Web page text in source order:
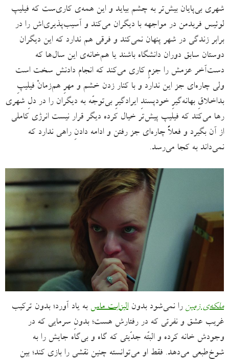
شهری بی‌پایان بیش‌تر به چشم بیاید و این همه‌ی کاری‌ست که فیلیپ
لوئیس فریدمن در مواجهه با دیگران می‌کند و آسیب‌پذیری‌اش را در
برابر زندگی در شهر پنهان نمی‌کند و فرقی هم ندارد که این دیگران
دوستان سابق دوران دانشگاه باشند یا هم‌خانه‌ی این سال‌ها که
دست‌آخر عزمش را جزمِ کاری می‌کند که انجام دادنش سخت است
ولی چاره‌ای جز این ندارد و با کنار زدن خشم و مهرِ هم‌زمانْ فیلیپِ
بداخلاقِ بهانه‌گیرِ خودپسندِ ایرادگیرِ بی‌توجّه به دیگران را در دلِ شهری
رها می‌کند که فیلیپ پیش‌تر خیال کرده دیگر قرار نیست انرژی کاملی
از آن بگیرد و فعلاً چاره‌ای جز رفتن و ادامه دادنِ راهی ندارد که
نمی‌داند به کجا می‌رسد.
ملکه‌ی زمین را نمی‌شود بدونالیزابت ماس به یاد آورد؛ بدون ترکیب
غریب عشق و نفرتی که در رفتارش هست؛ بدونِ سرمایی که در
وجودش خانه کرده و البتّه جدّیتی که گاه و بی‌گاه جایش را به
شوخ‌طبعی می‌دهد. فقط او می‌توانسته چنین نقشی را بازی کند؛ بین